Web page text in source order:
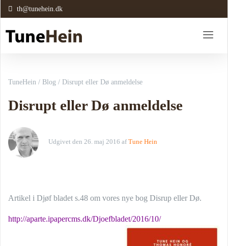
th@tunehein.dk
TuneHein / Blog / Disrupt eller Dø anmeldelse
Disrupt eller Dø anmeldelse
Udgivet den 26. maj 2016 af Tune Hein
Artikel i Djøf bladet s.48 om vores nye bog Disrup eller Dø.
http://aparte.ipapercms.dk/Djoefbladet/2016/10/